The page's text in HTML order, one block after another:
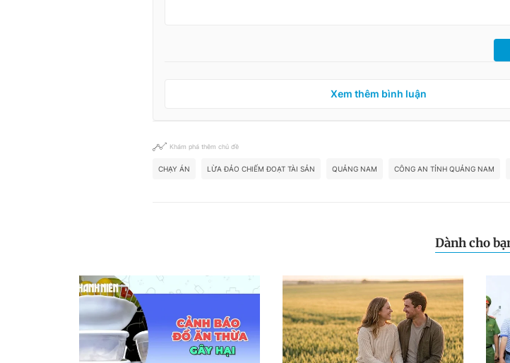
Xem thêm bình luận
Khám phá thêm chủ đề
CHẠY ÁN LỪA ĐẢO CHIẾM ĐOẠT TÀI SẢN QUẢNG NAM CÔNG AN TỈNH QUẢNG NAM